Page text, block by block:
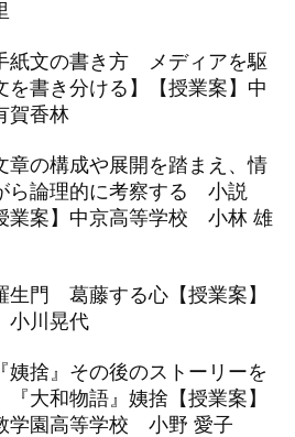
文の書き方 メディアを駆
を書き分ける】【授業案】中
賀香林
の構成や展開を踏まえ、情
ら論理的に考察する 小説
業案】中京高等学校 小林 雄
門 葛藤する心【授業案】
川晃代
捨』その後のストーリーを
大和物語』姨捨【授業案】
学園高等学校 小野 愛子